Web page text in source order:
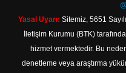
Yasal Uyarı: Sitemiz, 5651
İletişim Kurumu (BTK)
hizmet vermektedir. Bu
denetleme veya araştırma